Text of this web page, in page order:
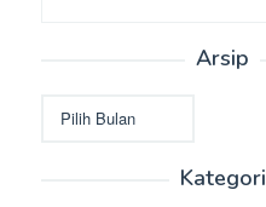
Arsip
Kategori